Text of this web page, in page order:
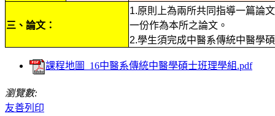
三、論文：
1.原則上為兩所共同指導一篇論
一份作為本所之論文。
2.學生須完成中醫系傳統中醫學
課程地圖_16中醫系傳統中醫學碩士班理學組.pdf
瀏覽數:
友善列印